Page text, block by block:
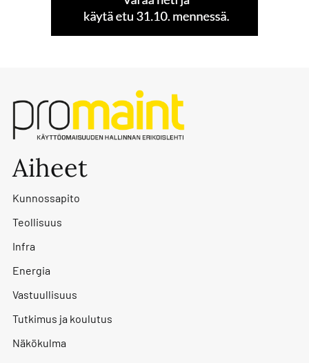
Aiheet
Kunnossapito
Teollisuus
Infra
Energia
Vastuullisuus
Tutkimus ja koulutus
Näkökulma